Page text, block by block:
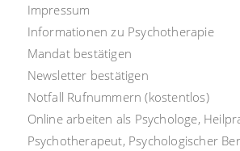
Impressum
Informationen zu Psychotherapie
Mandat bestätigen
Newsletter bestätigen
Notfall Rufnummern (kostentlos)
Online arbeiten als Psychologe,
Psychotherapeut, Psychologischer